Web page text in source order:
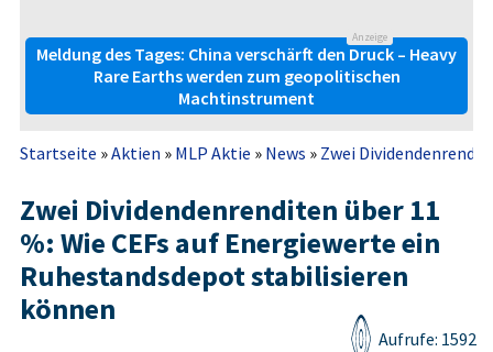
Anzeige
Meldung des Tages: China verschärft den Druck – Heavy
Rare Earths werden zum geopolitischen
Machtinstrument
Startseite »Aktien » MLP Aktie » News » Zwei
Zwei Dividendenrenditen über 11
%: Wie CEFs auf Energiewerte ein
Ruhestandsdepot stabilisieren
können
Aufrufe: 1592